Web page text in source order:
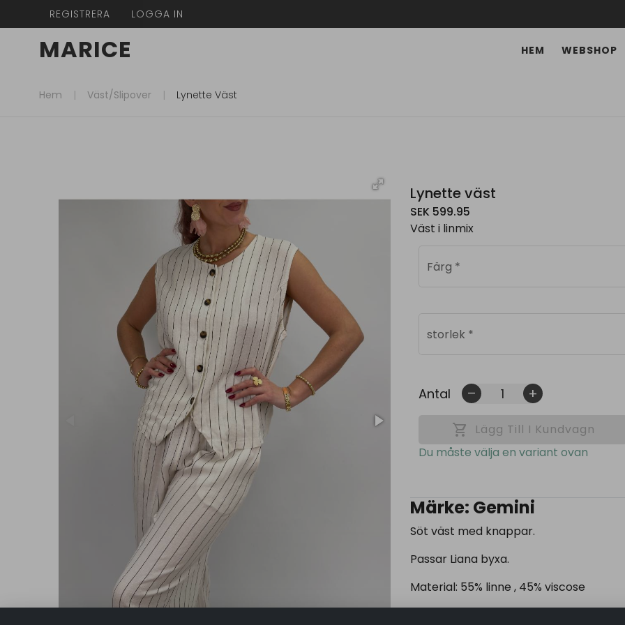
MARICE HEM WEBSHOP
REGISTRERA LOGGA IN
Hem Väst/slipover Lynette Väst
Lynette väst
SEK 599.95
Väst i linmix
Färg *
storlek *
Antal remove add
shopping_cart
Lägg Till I Kundvagn
Du måste välja en variant ovan
Märke: Gemini
Söt väst med knappar.
Passar Liana byxa.
Material: 55% linne , 45% viscose